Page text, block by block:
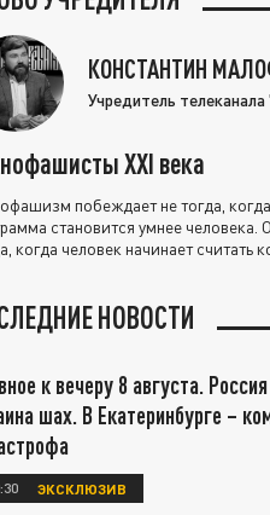
КОНСТАНТИН
Учредитель
XXI века
побеждает не тогда,
становится умнее человека.
когда человек начинает считать
НОВОСТИ
к вечеру 8 августа.
шах. В Екатеринбурге –
ЭКСКЛЮЗИВ